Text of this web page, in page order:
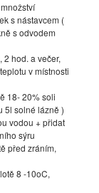
s nástavcem (
s odvodem
hod. a večer,
v místnosti
18- 20% soli
5l solné lázně )
vodou + přidat
sýru
před zráním,
8 -10oC,